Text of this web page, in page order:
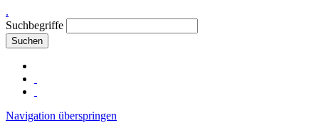
.
Suchbegriffe
Suchen
Navigation überspringen